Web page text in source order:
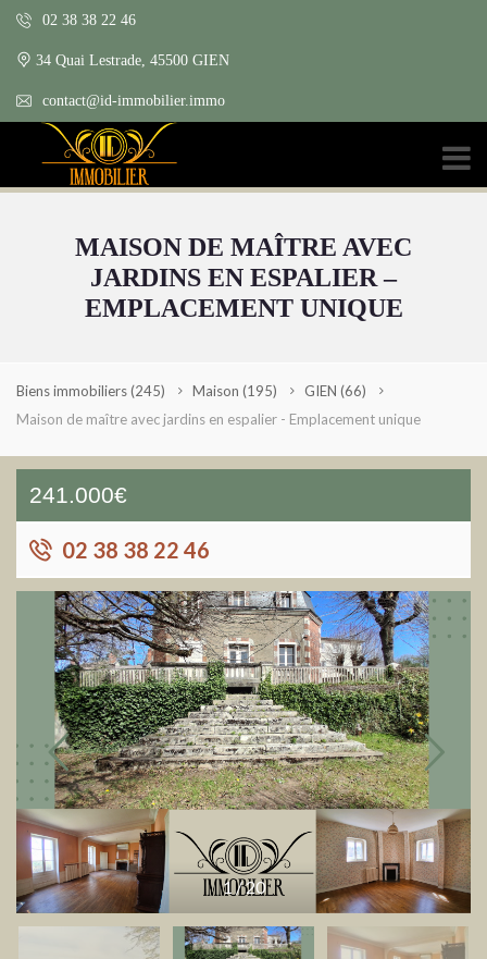
02 38 38 22 46
34 Quai Lestrade, 45500 GIEN
contact@id-immobilier.immo
MAISON DE MAÎTRE AVEC
JARDINS EN ESPALIER –
EMPLACEMENT UNIQUE
Biens immobiliers(245) Maison (195) GIEN (66)
Maison de maître avec jardins en espalier - Emplacement unique
241.000€
02 38 38 22 46
1/20